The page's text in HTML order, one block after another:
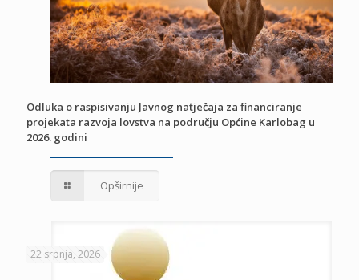
Odluka o raspisivanju Javnog natječaja za financiranje
projekata razvoja lovstva na području Općine Karlobag u
2026. godini
Opširnije
22 srpnja, 2026